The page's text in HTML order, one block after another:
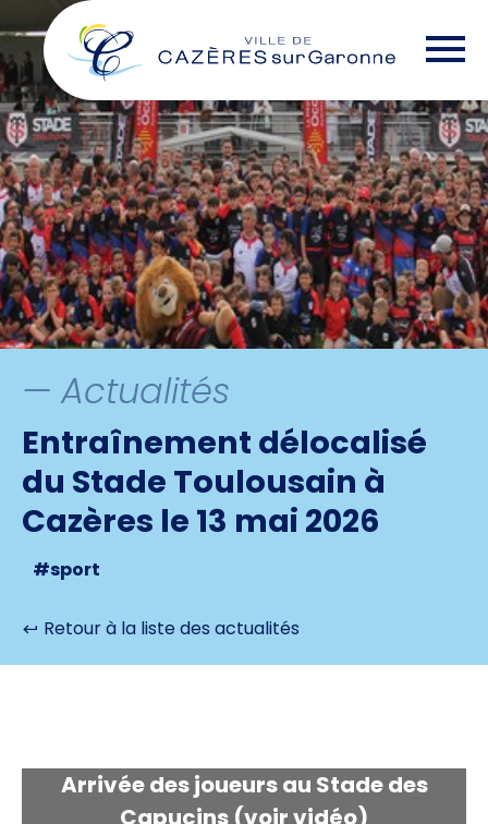
to
the
content
— Actualités
Entraînement délocalisé
du Stade Toulousain à
Cazères le 13 mai 2026
#sport
Retour à la liste des actualités
Arrivée des joueurs au Stade des
Capucins (voir vidéo)